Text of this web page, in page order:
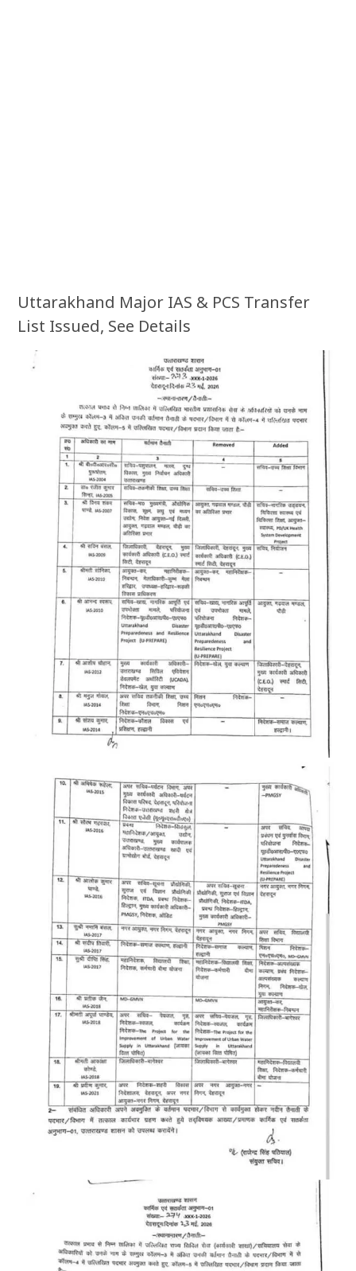
Uttarakhand Major IAS & PCS Transfer
List Issued, See Details